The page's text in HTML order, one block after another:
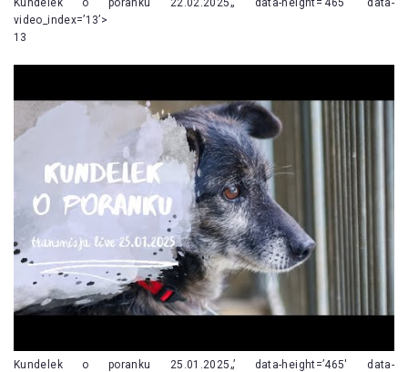
Kundelek o poranku 22.02.2025„’ data-height=’465′ data-
video_index=’13’>
13
Kundelek o poranku 25.01.2025„’ data-height=’465′ data-